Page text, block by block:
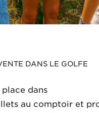
DANS LE GOLFE
dans
au comptoir et